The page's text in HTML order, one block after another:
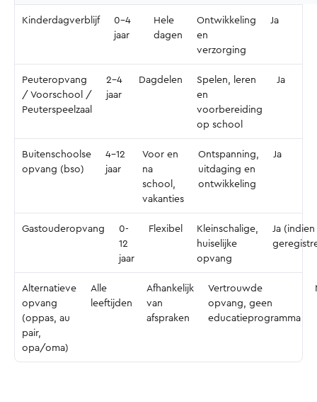
Kinderdagverblijf
0-4
jaar
Hele
dagen
Ontwikkeling
en
verzorging
Ja
Peuteropvang
/ Voorschool /
Peuterspeelzaal
2-4
jaar
Dagdelen
Spelen, leren
en
voorbereiding
op school
Ja
Buitenschoolse
opvang (bso)
4-12
jaar
Voor en
na
school,
vakanties
Ontspanning,
uitdaging en
ontwikkeling
Ja
Gastouderopvang
0-
12
jaar
Flexibel
Kleinschalige,
huiselijke
opvang
Ja (indien
Alternatieve
opvang
(oppas, au
pair,
opa/oma)
Alle
leeftijden
Afhankelijk
van
afspraken
Vertrouwde
opvang, geen
educatieprogramma